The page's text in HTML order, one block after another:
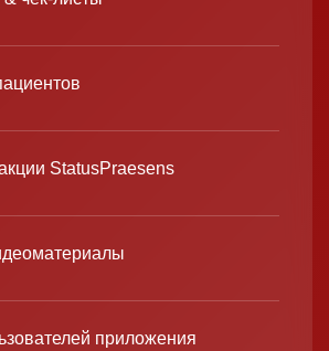
StatusPraesens
приложения